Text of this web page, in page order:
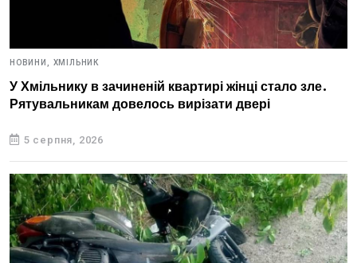
НОВИНИ, ХМІЛЬНИК
У Хмільнику в зачиненій квартирі жінці стало зле.
Рятувальникам довелось вирізати двері
5 серпня, 2026